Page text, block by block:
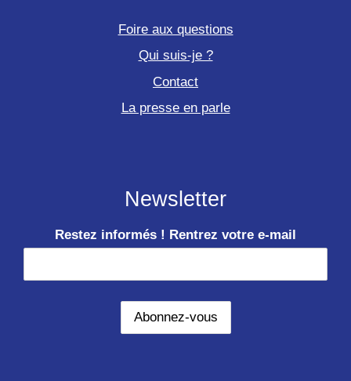
Foire aux questions
Qui suis-je ?
Contact
La presse en parle
Newsletter
Restez informés ! Rentrez votre e-mail